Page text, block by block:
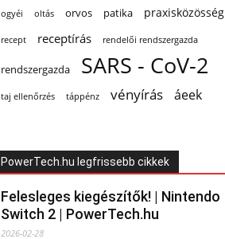
ogyéi oltás orvos patika praxisközösség
recept receptírás rendelői rendszergazda
rendszergazda SARS - CoV-2
taj ellenőrzés táppénz vényírás áeek
PowerTech.hu legfrissebb cikkek
Felesleges kiegészítők! | Nintendo
Switch 2 | PowerTech.hu
2026-02-28